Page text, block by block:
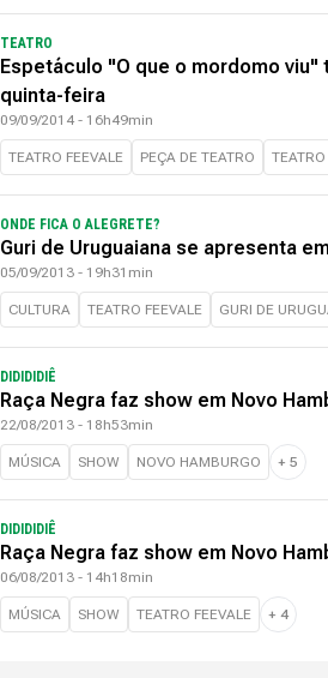
TEATRO
Espetáculo "O que o mordomo
quinta-feira
09/09/2014 - 16h49min
TEATRO FEEVALE PEÇA DE TEATRO
ONDE FICA O ALEGRETE?
Guri de Uruguaiana se apresenta
05/09/2013 - 19h31min
CULTURA TEATRO FEEVALE GURI DE
DIDIDIDIÊ
Raça Negra faz show em Novo
22/08/2013 - 18h53min
MÚSICA SHOW NOVO HAMBURGO + 5
DIDIDIDIÊ
Raça Negra faz show em Novo
06/08/2013 - 14h18min
MÚSICA SHOW TEATRO FEEVALE + 4